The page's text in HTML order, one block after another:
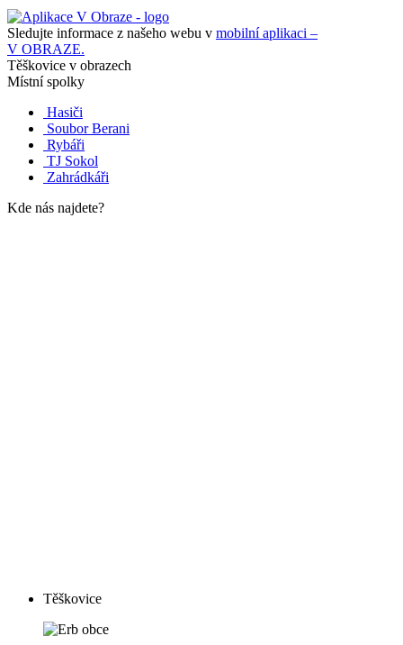
Sledujte informace z našeho webu v mobilní aplikaci –
V OBRAZE.
Těškovice v obrazech
Místní spolky
Hasiči
Soubor Berani
Rybáři
TJ Sokol
Zahrádkáři
Kde nás najdete?
Těškovice